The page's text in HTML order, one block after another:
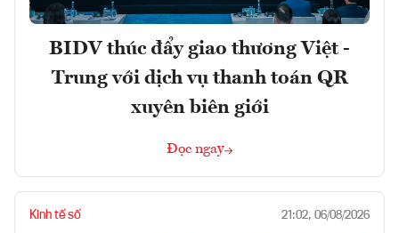
BIDV thúc đẩy giao thương Việt -
Trung với dịch vụ thanh toán QR
xuyên biên giới
Đọc ngay
Kinh tế số 21:02, 06/08/2026